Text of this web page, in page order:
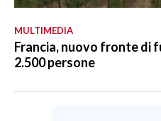
MULTIMEDIA
Francia, nuovo fronte di
2.500 persone